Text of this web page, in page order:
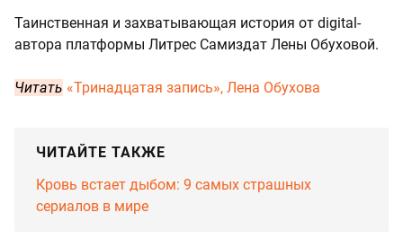
Таинственная и захватывающая история от digital-
автора платформы Литрес Самиздат Лены Обуховой.
Читать «Тринадцатая запись», Лена Обухова
ЧИТАЙТЕ ТАКЖЕ
Кровь встает дыбом: 9 самых страшных
сериалов в мире